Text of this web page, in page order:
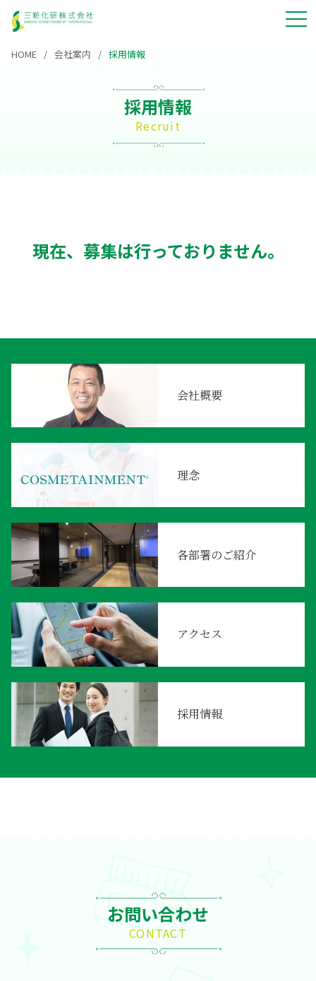
HOME 会社案内 採用情報
採用情報
Recruit
現在、募集は行っておりません。
会社概要
理念
各部署のご紹介
アクセス
採用情報
お問い合わせ
CONTACT